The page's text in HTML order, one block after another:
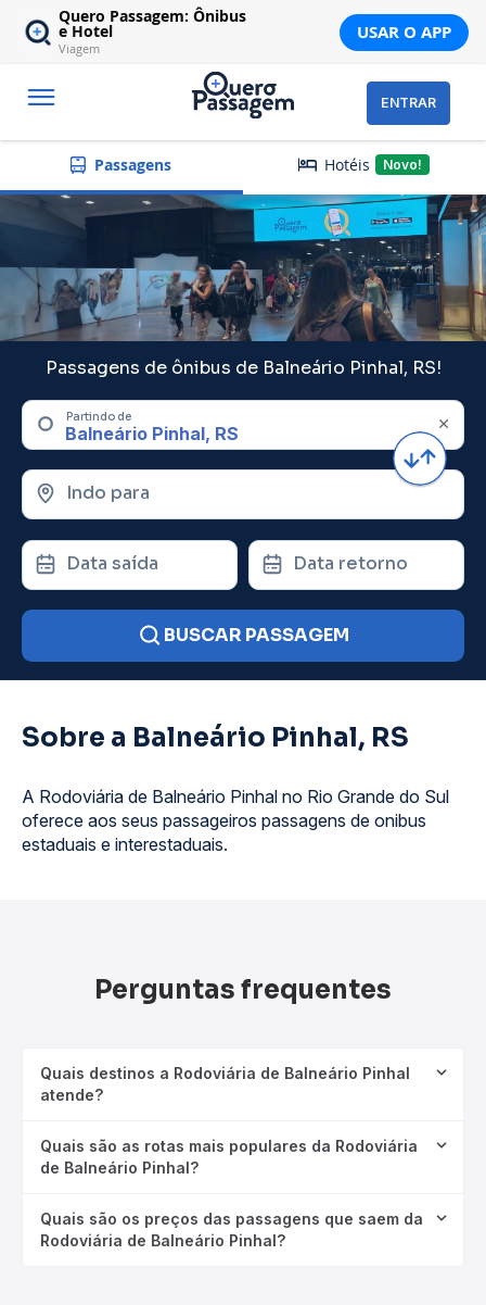
Quero Passagem: Ônibus
e Hotel
Viagem
USAR O APP
ENTRAR
Passagens Hotéis Novo!
Passagens de ônibus de Balneário Pinhal, RS!
Partindo de
Indo para
Data saída Data retorno
BUSCAR PASSAGEM
Sobre a Balneário Pinhal, RS
A Rodoviária de Balneário Pinhal no Rio Grande do Sul
oferece aos seus passageiros passagens de onibus
estaduais e interestaduais.
Perguntas frequentes
Quais destinos a Rodoviária de Balneário Pinhal
atende?
Quais são as rotas mais populares da Rodoviária
de Balneário Pinhal?
Quais são os preços das passagens que saem da
Rodoviária de Balneário Pinhal?